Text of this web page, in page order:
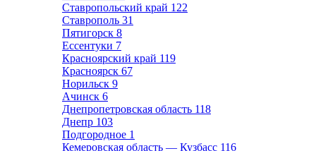
Ставропольский край 122
Ставрополь 31
Пятигорск 8
Ессентуки 7
Красноярский край 119
Красноярск 67
Норильск 9
Ачинск 6
Днепропетровская область 118
Днепр 103
Подгородное 1
Кемеровская область — Кузбасс 116